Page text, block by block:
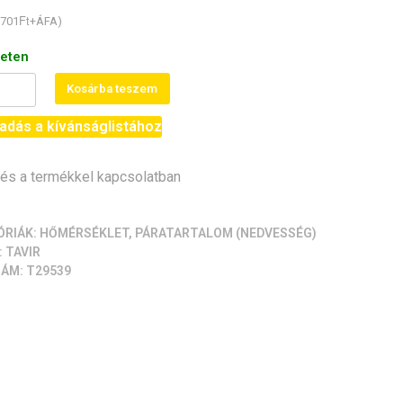
701 Ft+ÁFA)
Kosárba teszem
a kívánságlistához
a termékkel kapcsolatban
HŐMÉRSÉKLET, PÁRATARTALOM (NEDVESSÉG)
TAVIR
T29539